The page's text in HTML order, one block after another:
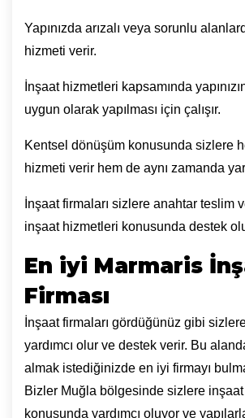
Yapınızda arızalı veya sorunlu
hizmeti verir.
İnşaat hizmetleri kapsamında
uygun olarak yapılması için çalışır.
Kentsel dönüşüm konusunda sizlere
hizmeti verir hem de aynı zamanda
İnşaat firmaları sizlere anahtar teslim
inşaat hizmetleri konusunda destek
En iyi Marmaris
Firması
İnşaat firmaları gördüğünüz gibi
yardımcı olur ve destek verir. Bu
almak istediğinizde en iyi firmayı
Bizler Muğla bölgesinde sizlere
konusunda yardımcı oluyor ve